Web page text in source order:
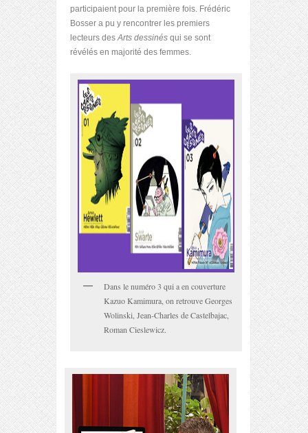
participaient pour la première fois. Frédéric
Bosser a pu y rencontrer les premiers
lecteurs desArts dessinés qui se sont
révélés en majorité des femmes.
Dans le numéro 3 qui a en couverture
Kazuo Kamimura, on retrouve Georges
Wolinski, Jean-Charles de Castelbajac,
Roman Cieslewicz.